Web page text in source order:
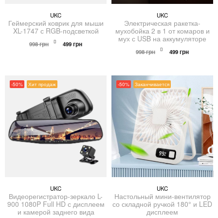
UKC
Геймерский коврик для мыши
XL-1747 с RGB-подсветкой
998грн
Первоначальная
цена
499грнТекущая
UKC
Электрическая ракетка-
мухобойка 2 в 1 от комаров и
мух с USB на аккумуляторе
998грн
Первоначальная
цена
499грнТекущая
-50% Хит продаж
UKC
Видеорегистратор-зеркало L-
900 1080P Full HD с дисплеем
и камерой заднего вида
-50% Заканчивается
UKC
Настольный мини-вентилятор
со складной ручкой 180° и LED
дисплеем